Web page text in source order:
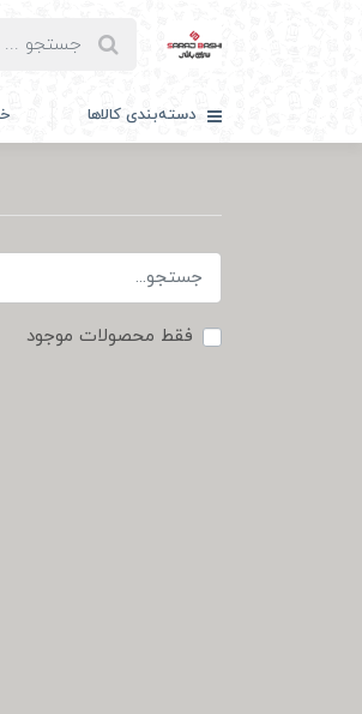
دسته‌بندی کالاها
فقط محصولات موجود